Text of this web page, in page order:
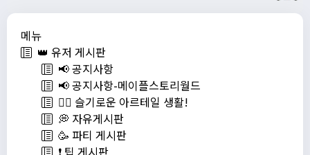
메뉴
👑 유저 게시판
📢 공지사항
📢 공지사항-메이플스토리월드
💁‍♂ 슬기로운 아르테일 생활!
💭 자유게시판
🥳 파티 게시판